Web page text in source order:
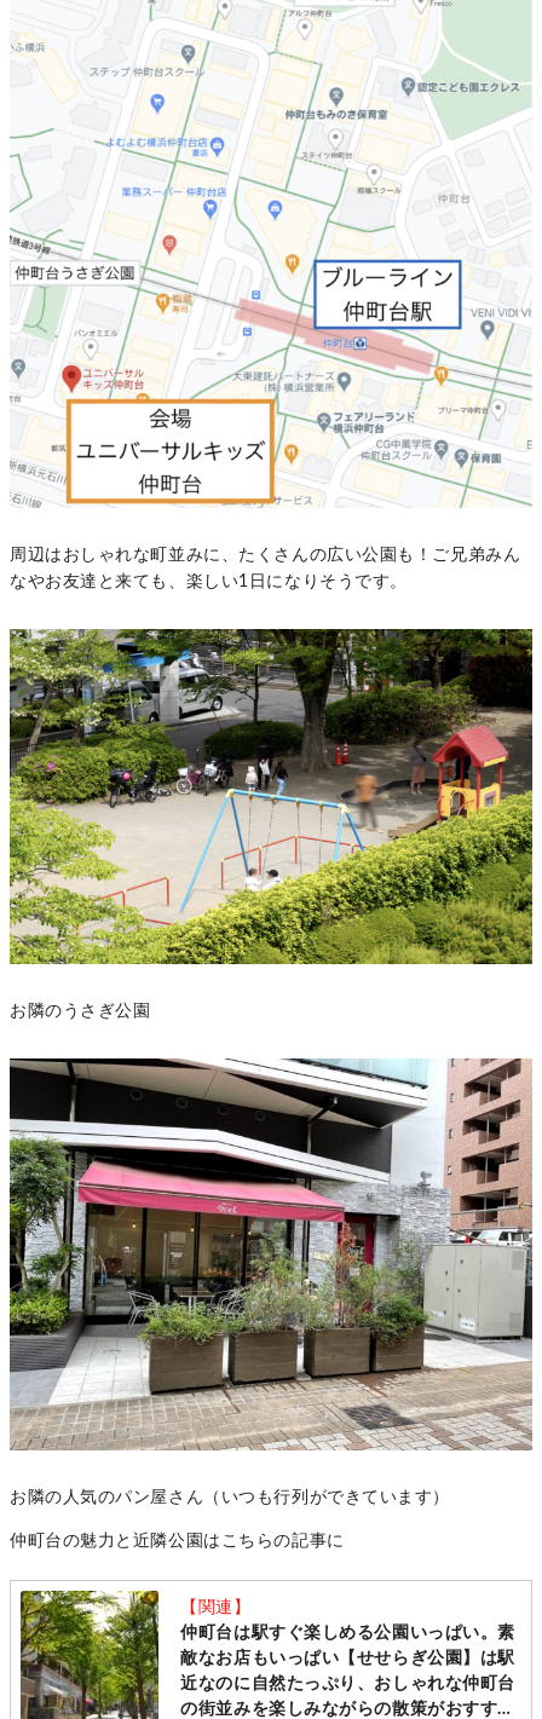
周辺はおしゃれな町並みに、たくさんの広い公園も！ご兄弟みん
なやお友達と来ても、楽しい1日になりそうです。
お隣のうさぎ公園
お隣の人気のパン屋さん（いつも行列ができています）
仲町台の魅力と近隣公園はこちらの記事に
【関連】
仲町台は駅すぐ楽しめる公園いっぱい。素
敵なお店もいっぱい【せせらぎ公園】は駅
近なのに自然たっぷり、おしゃれな仲町台
の街並みを楽しみながらの散策がおすす